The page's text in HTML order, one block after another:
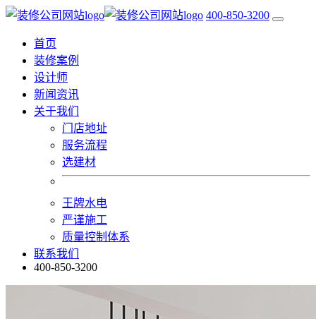
400-850-3200
首页
装修案例
设计师
新闻资讯
关于我们
门店地址
服务流程
选建材
王牌水电
严谨施工
质量控制体系
联系我们
400-850-3200